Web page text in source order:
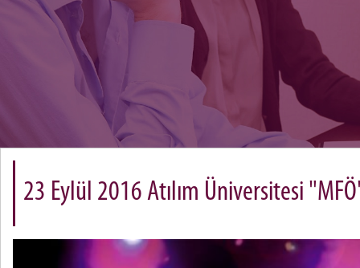
23 Eylül 2016 Atılım Üniversitesi